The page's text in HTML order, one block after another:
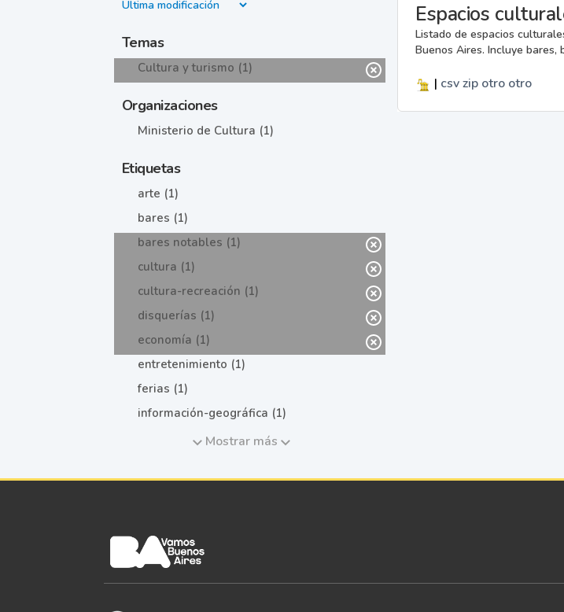
Temas
Cultura y turismo (1)
Organizaciones
Ministerio de Cultura (1)
Etiquetas
arte (1)
bares (1)
bares notables (1)
cultura (1)
cultura-recreación (1)
disquerías (1)
economía (1)
entretenimiento (1)
ferias (1)
información-geográfica (1)
Mostrar más
Espacios
Listado de espacios
Buenos Aires. Incluye bares,
| csvzip otro otro